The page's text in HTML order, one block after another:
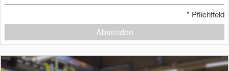
* Pflichtfeld
Absenden